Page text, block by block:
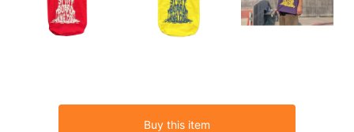
Buy this item